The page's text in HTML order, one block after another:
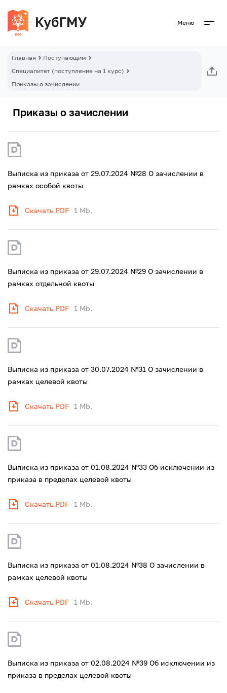
Меню
Главная
Поступающим
Специалитет (поступление на 1 курс)
Приказы о зачислении
Приказы о зачислении
Выписка из приказа от 29.07.2024 №28 О зачислении в
рамках особой квоты
Скачать PDF 1 Mb.
Выписка из приказа от 29.07.2024 №29 О зачислении в
рамках отдельной квоты
Скачать PDF 1 Mb.
Выписка из приказа от 30.07.2024 №31 О зачислении в
рамках целевой квоты
Скачать PDF 1 Mb.
Выписка из приказа от 01.08.2024 №33 Об исключении из
приказа в пределах целевой квоты
Скачать PDF 1 Mb.
Выписка из приказа от 01.08.2024 №38 О зачислении в
рамках целевой квоты
Скачать PDF 1 Mb.
Выписка из приказа от 02.08.2024 №39 Об исключении из
приказа в пределах целевой квоты